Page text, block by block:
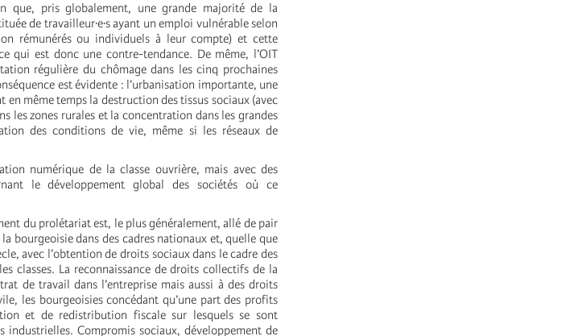
que, pris globalement, une grande majorité de la
de travailleur·e·s ayant un emploi vulnérable selon
rémunérés ou individuels à leur compte) et cette
qui est donc une contre-tendance. De même, l’OIT
régulière du chômage dans les cinq prochaines
est évidente : l’urbanisation importante, une
même temps la destruction des tissus sociaux (avec
les zones rurales et la concentration dans les grandes
des conditions de vie, même si les réseaux de
numérique de la classe ouvrière, mais avec des
le développement global des sociétés où ce
du prolétariat est, le plus généralement, allé de pair
bourgeoisie dans des cadres nationaux et, quelle que
avec l’obtention de droits sociaux dans le cadre des
classes. La reconnaissance de droits collectifs de la
de travail dans l’entreprise mais aussi à des droits
les bourgeoisies concédant qu’une part des profits
et de redistribution fiscale sur lesquels se sont
industrielles. Compromis sociaux, développement de